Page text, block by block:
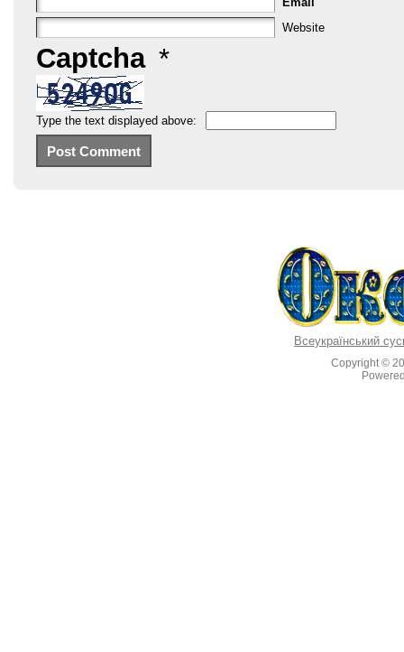
Website
Captcha *
Type the text displayed above:
Всеукраїнський
Copyright ©